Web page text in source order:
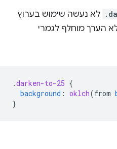
לא נעשה שימוש בערוץ
הערך מוחלף לגמרי
.darken-to-25 {
background : oklch(from
}